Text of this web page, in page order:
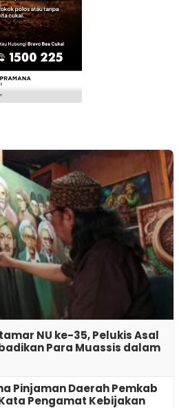
NU ke-35, Pelukis Asal
Para Muassis dalam
Pinjaman Daerah Pemkab
Pengamat Kebijakan